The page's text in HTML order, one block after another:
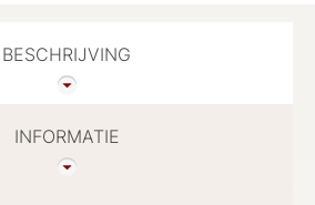
BESCHRIJVING
INFORMATIE